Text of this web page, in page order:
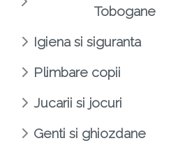
Tobogane
Igiena si siguranta
Plimbare copii
Jucarii si jocuri
Genti si ghiozdane